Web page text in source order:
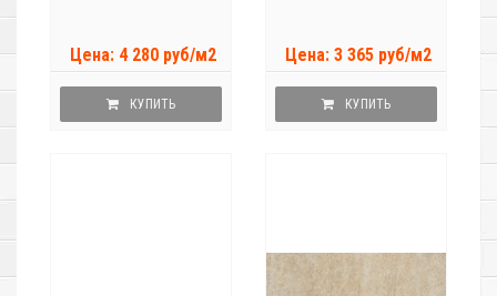
Цена: 4 280 руб/м2
КУПИТЬ
Цена: 3 365 руб/м2
КУПИТЬ